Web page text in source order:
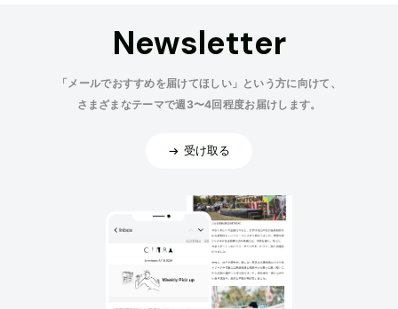
Newsletter
「メールでおすすめを届けてほしい」という方に向けて、
さまざまなテーマで週3〜4回程度お届けします。
受け取る